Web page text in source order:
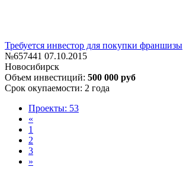
Требуется инвестор для покупки франшизы
№657441 07.10.2015
Новосибирск
Объем инвестиций: 500 000 руб
Срок окупаемости: 2 года
Проекты: 53
«
1
2
3
»